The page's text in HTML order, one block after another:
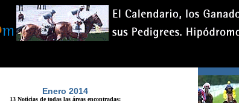
Enero 2014
13 Noticias de todas las áreas encontradas: